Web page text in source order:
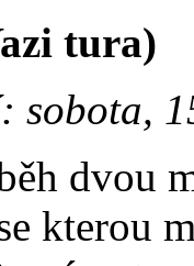
tura)
sobota,
dvou
kterou